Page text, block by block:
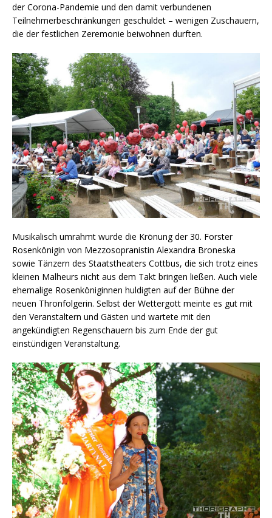
der Corona-Pandemie und den damit verbundenen
Teilnehmerbeschränkungen geschuldet – wenigen Zuschauern,
die der festlichen Zeremonie beiwohnen durften.
Musikalisch umrahmt wurde die Krönung der 30. Forster
Rosenkönigin von Mezzosopranistin Alexandra Broneska
sowie Tänzern des Staatstheaters Cottbus, die sich trotz eines
kleinen Malheurs nicht aus dem Takt bringen ließen. Auch viele
ehemalige Rosenköniginnen huldigten auf der Bühne der
neuen Thronfolgerin. Selbst der Wettergott meinte es gut mit
den Veranstaltern und Gästen und wartete mit den
angekündigten Regenschauern bis zum Ende der gut
einstündigen Veranstaltung.